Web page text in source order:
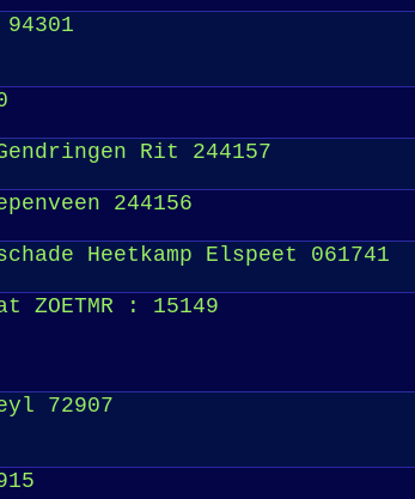
Rit 244157
244156
Heetkamp Elspeet 061741
ZOETMR : 15149
72907